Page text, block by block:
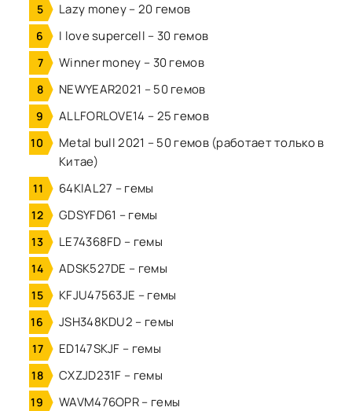
Lazy money – 20 гемов
I love supercell – 30 гемов
Winner money – 30 гемов
NEWYEAR2021 – 50 гемов
ALLFORLOVE14 – 25 гемов
Metal bull 2021 – 50 гемов (работает только в
Китае)
64KIAL27 – гемы
GDSYFD61 – гемы
LE74368FD – гемы
ADSK527DE – гемы
KFJU47563JE – гемы
JSH348KDU2 – гемы
ED147SKJF – гемы
CXZJD231F – гемы
WAVM476OPR – гемы